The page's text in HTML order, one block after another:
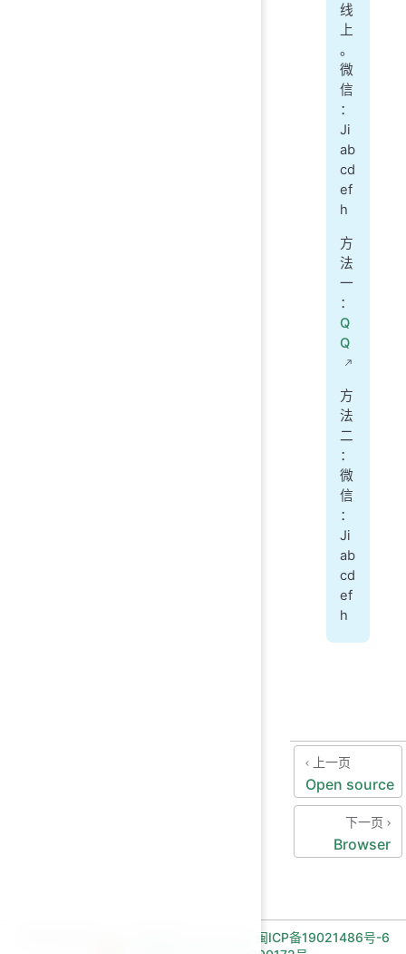
线
上
。
微
信
：
Ji
ab
cd
ef
h
方
法
一
：
Q
Q
方
法
二
：
微
信
：
Ji
ab
cd
ef
h
上一页
Open source
下一页
Browser
闽ICP备19021486号-6